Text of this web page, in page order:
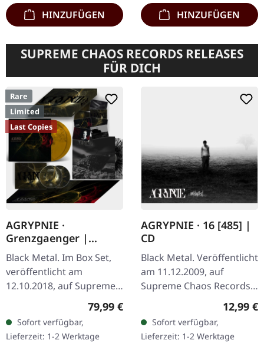
HINZUFÜGEN HINZUFÜGEN
SUPREME CHAOS RECORDS RELEASES
FÜR DICH
Rare
Limited
Last Copies
AGRYPNIE ·
Grenzgaenger |
DELUXE GOLD/CLEAR
4LP BOX SET
Black Metal. Im Box Set,
veröffentlicht am
12.10.2018, auf Supreme
Chaos Records. Eine
noble Box, die die beiden
Agrypnie-Alben
"Grenzgænger" und…
Regulärer Preis:
79,99 €
Sofort verfügbar,
Lieferzeit: 1-2 Werktage
AGRYPNIE · 16 [485] |
CD
Black Metal. Veröffentlicht
am 11.12.2009, auf
Supreme Chaos Records.
CD im Jewelcase mit 12-
seitigem Booklet. Das
dritte Album von
AGRYPNIE ist…
12,99 €
Sofort verfügbar,
Lieferzeit: 1-2 Werktage